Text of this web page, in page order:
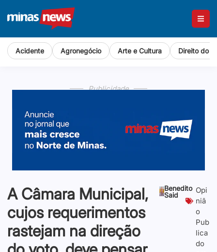
Acidente Agronegócio Arte e Cultura Direito do
Publicidade
Benedito
Said
Opi
niã
o
Pub
lica
do
A Câmara Municipal,
cujos requerimentos
rastejam na direção